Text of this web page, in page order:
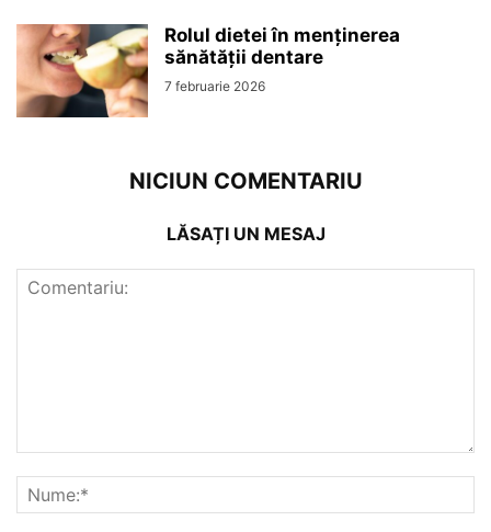
Rolul dietei în menținerea
sănătății dentare
7 februarie 2026
NICIUN COMENTARIU
LĂSAȚI UN MESAJ